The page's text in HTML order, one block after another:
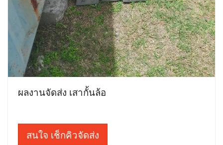
ผลงานจัดส่ง เสากั้นล้อ
สนใจ เช็กคิวจัดส่ง